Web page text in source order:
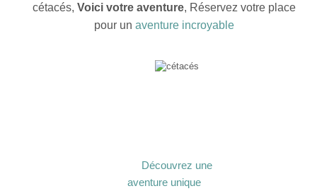
cétacés, Voici votre aventure, Réservez votre place
pour un aventure incroyable
Découvrez une
aventure unique